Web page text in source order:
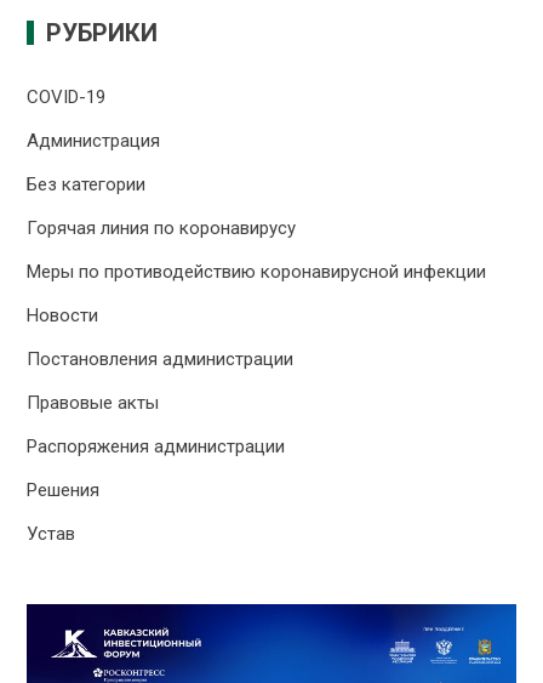
РУБРИКИ
COVID-19
Администрация
Без категории
Горячая линия по коронавирусу
Меры по противодействию коронавирусной инфекции
Новости
Постановления администрации
Правовые акты
Распоряжения администрации
Решения
Устав